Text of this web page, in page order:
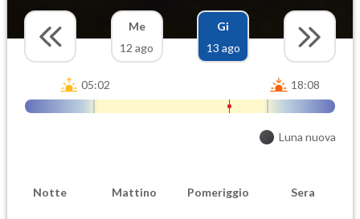
Me
12 ago
Gi
13 ago
05:02 18:08
Luna nuova
Notte Mattino Pomeriggio Sera